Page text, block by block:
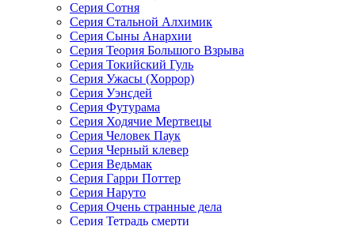
Серия Сотня
Серия Стальной Алхимик
Серия Сыны Анархии
Серия Теория Большого Взрыва
Серия Токийский Гуль
Серия Ужасы (Хоррор)
Серия Уэнсдей
Серия Футурама
Серия Ходячие Мертвецы
Серия Человек Паук
Серия Черный клевер
Серия Ведьмак
Серия Гарри Поттер
Серия Наруто
Серия Очень странные дела
Серия Тетрадь смерти